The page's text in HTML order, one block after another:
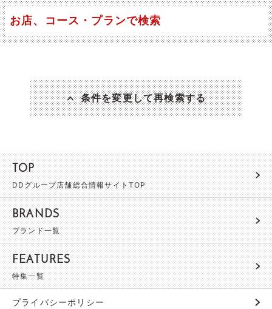
お店、コース・プランで検索
条件を変更して再検索する
TOP
DDグループ店舗総合情報サイトTOP
BRANDS
ブランド一覧
FEATURES
特集一覧
プライバシーポリシー